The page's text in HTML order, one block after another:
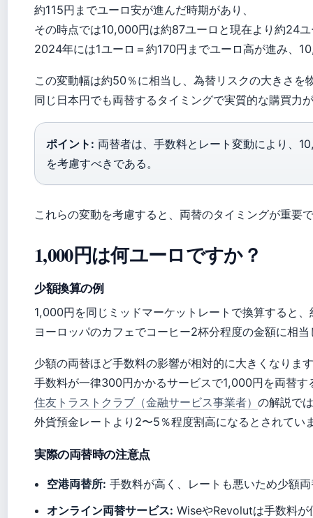
約115円までユーロ安が進んだ時期があり、
その時点では10,000円は約87ユーロと現在より約24
2024年には1ユーロ＝約170円までユーロ高が進み、
この変動幅は約50％に相当し、為替リスクの大きさを
同じ日本円でも両替するタイミングで実質的な購買力
ポイント: 両替者は、手数料とレート変動により、
を考慮すべきである。
これらの変動を考慮すると、両替のタイミングが重要
1,000円は何ユーロですか？
少額換算の例
1,000円を同じミッドマーケットレートで換算すると
ヨーロッパのカフェでコーヒー2杯分程度の金額に相当
少額の両替ほど手数料の影響が相対的に大きくなりま
手数料が一律300円かかるサービスで1,000円を両替
住友トラストクラブ（金融サービス事業者） の解説で
外貨預金レートより2〜5％程度割高になるとされてい
実際の両替時の注意点
空港両替所: 手数料が高く、レートも悪いため少額
オンライン両替サービス: WiseやRevolutは手数料が